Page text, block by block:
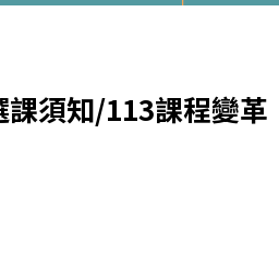
課須知/113課程變革